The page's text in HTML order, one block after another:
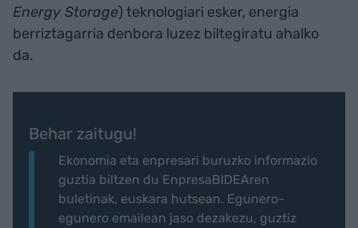
Energy Storage) teknologiari esker, energia
berriztagarria denbora luzez biltegiratu ahalko
da.
Behar zaitugu!
Ekonomia eta enpresari buruzko informazio
guztia biltzen du EnpresaBIDEAren
buletinak, euskara hutsean. Egunero-
egunero emailean jaso dezakezu, guztiz